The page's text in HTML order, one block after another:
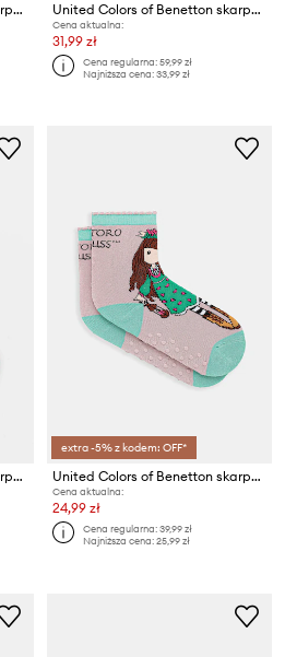
United Colors of Benetton skarpetki dziecięce United Colors of Benetton skarpetki dziecięce 4-pack
Cena aktualna:
31,99 zł
Cena regularna:59,99 zł
Najniższa cena:33,99 zł
United Colors of Benetton skarpetki dziecięce 2-pack
extra -5% z kodem: OFF*
United Colors of Benetton skarpetki dziecięce
Cena aktualna:
24,99 zł
Cena regularna:39,99 zł
Najniższa cena:25,99 zł